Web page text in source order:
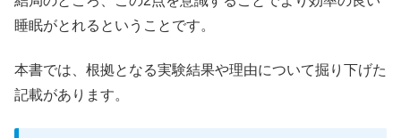
睡眠がとれるということです。
本書では、根拠となる実験結果や理由について掘り下げた
記載があります。